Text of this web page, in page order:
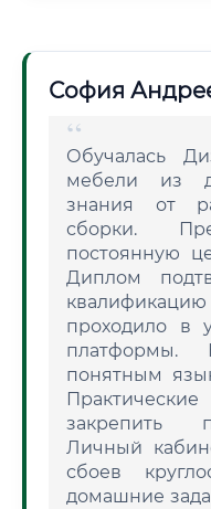
София
Обучалась
мебели из
знания от
сборки.
постоянную
Диплом
проходило в
платформы.
понятным
закрепить
Личный
сбоев
домашние